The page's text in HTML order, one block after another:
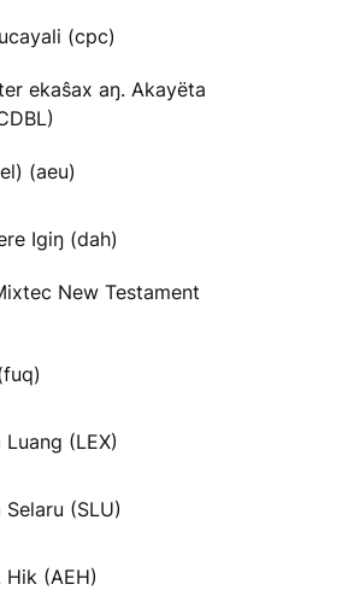
(cpc)
ekaŝax aŋ. Akayëta
(aeu)
Igiŋ (dah)
New Testament
(LEX)
(SLU)
(AEH)